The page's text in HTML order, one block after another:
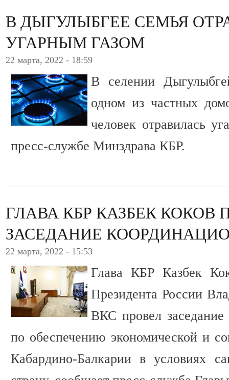
В ДЫГУЛЫБГЕЕ СЕМЬЯ
УГАРНЫМ ГАЗОМ
22 марта, 2022 - 18:59
В селении
одном из частных
человек отравилась
пресс-службе Минздрава КБР.
ГЛАВА КБР КАЗБЕК КОКОВ
ЗАСЕДАНИЕ
22 марта, 2022 - 15:53
Глава КБР Казбек
Президента России
ВКС провел заседание
по обеспечению экономической и
Кабардино-Балкарии в условиях